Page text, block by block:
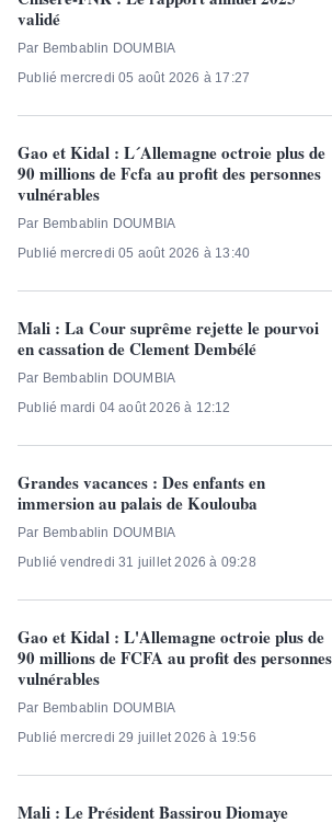
validé
Par Bembablin DOUMBIA
Publié mercredi 05 août 2026 à 17:27
Gao et Kidal : L´Allemagne octroie plus de
90 millions de Fcfa au profit des personnes
vulnérables
Par Bembablin DOUMBIA
Publié mercredi 05 août 2026 à 13:40
Mali : La Cour suprême rejette le pourvoi
en cassation de Clement Dembélé
Par Bembablin DOUMBIA
Publié mardi 04 août 2026 à 12:12
Grandes vacances : Des enfants en
immersion au palais de Koulouba
Par Bembablin DOUMBIA
Publié vendredi 31 juillet 2026 à 09:28
Gao et Kidal : L'Allemagne octroie plus de
90 millions de FCFA au profit des personnes
vulnérables
Par Bembablin DOUMBIA
Publié mercredi 29 juillet 2026 à 19:56
Mali : Le Président Bassirou Diomaye